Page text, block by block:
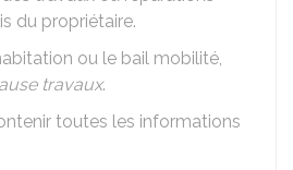
du propriétaire.
ou le bail mobilité,
travaux.
toutes les informations